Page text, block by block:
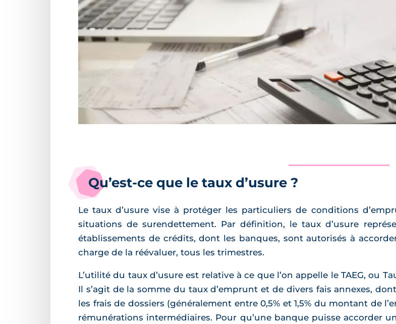
Qu’est-ce que le taux d’usure ?
Le taux d’usure vise à protéger les particuliers de conditions
situations de surendettement. Par définition, le taux d’usure
établissements de crédits, dont les banques, sont autorisés à
charge de la réévaluer, tous les trimestres.
L’utilité du taux d’usure est relative à ce que l’on appelle le TAEG, ou
Il s’agit de la somme du taux d’emprunt et de divers fais annexes,
les frais de dossiers (généralement entre 0,5% et 1,5% du montant de
rémunérations intermédiaires. Pour qu’une banque puisse accorder